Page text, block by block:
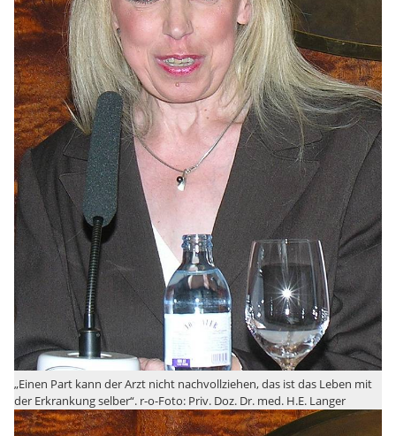
„Einen Part kann der Arzt nicht nachvollziehen, das ist das Leben mit
der Erkrankung selber“. r-o-Foto: Priv. Doz. Dr. med. H.E. Langer